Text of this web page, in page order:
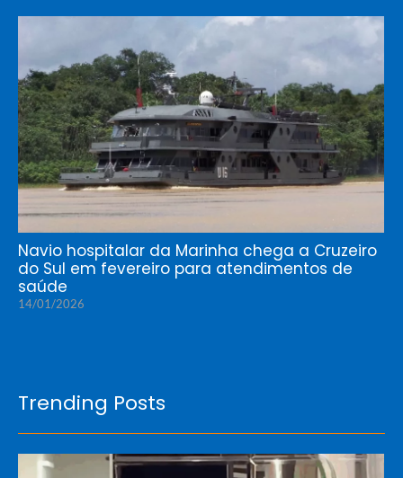
Navio hospitalar da Marinha chega a Cruzeiro
do Sul em fevereiro para atendimentos de
saúde
14/01/2026
Trending Posts